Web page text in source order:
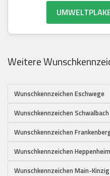
Weitere
Wunschkennzeichen Eschwege
Wunschkennzeichen Schwalbach
Wunschkennzeichen
Wunschkennzeichen Heppenheim
Wunschkennzeichen Main-